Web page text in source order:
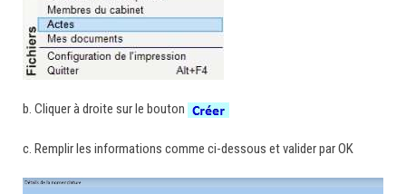
b. Cliquer à droite sur le bouton
c. Remplir les informations comme ci-dessous et valider par OK